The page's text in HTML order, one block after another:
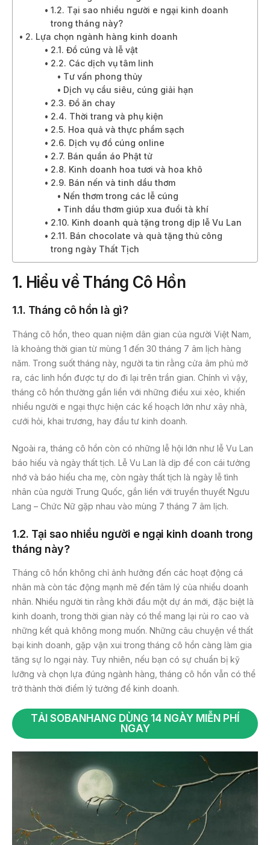
1.2. Tại sao nhiều người e ngại kinh doanh
trong tháng này?
2. Lựa chọn ngành hàng kinh doanh
2.1. Đồ cúng và lễ vật
2.2. Các dịch vụ tâm linh
Tư vấn phong thủy
Dịch vụ cầu siêu, cúng giải hạn
2.3. Đồ ăn chay
2.4. Thời trang và phụ kiện
2.5. Hoa quả và thực phẩm sạch
2.6. Dịch vụ đồ cúng online
2.7. Bán quần áo Phật tử
2.8. Kinh doanh hoa tươi và hoa khô
2.9. Bán nến và tinh dầu thơm
Nến thơm trong các lễ cúng
Tinh dầu thơm giúp xua đuổi tà khí
2.10. Kinh doanh quà tặng trong dịp lễ Vu Lan
2.11. Bán chocolate và quà tặng thủ công
trong ngày Thất Tịch
1. Hiểu về Tháng Cô Hồn
1.1. Tháng cô hồn là gì?
Tháng cô hồn, theo quan niệm dân gian của người Việt Nam,
là khoảng thời gian từ mùng 1 đến 30 tháng 7 âm lịch hàng
năm. Trong suốt tháng này, người ta tin rằng cửa âm phủ mở
ra, các linh hồn được tự do đi lại trên trần gian. Chính vì vậy,
tháng cô hồn thường gắn liền với những điều xui xẻo, khiến
nhiều người e ngại thực hiện các kế hoạch lớn như xây nhà,
cưới hỏi, khai trương, hay đầu tư kinh doanh.
Ngoài ra, tháng cô hồn còn có những lễ hội lớn như lễ Vu Lan
báo hiếu và ngày thất tịch. Lễ Vu Lan là dịp để con cái tưởng
nhớ và báo hiếu cha mẹ, còn ngày thất tịch là ngày lễ tình
nhân của người Trung Quốc, gắn liền với truyền thuyết Ngưu
Lang – Chức Nữ gặp nhau vào mùng 7 tháng 7 âm lịch.
1.2. Tại sao nhiều người e ngại kinh doanh trong
tháng này?
Tháng cô hồn không chỉ ảnh hưởng đến các hoạt động cá
nhân mà còn tác động mạnh mẽ đến tâm lý của nhiều doanh
nhân. Nhiều người tin rằng khởi đầu một dự án mới, đặc biệt là
kinh doanh, trong thời gian này có thể mang lại rủi ro cao và
những kết quả không mong muốn. Những câu chuyện về thất
bại kinh doanh, gặp vận xui trong tháng cô hồn càng làm gia
tăng sự lo ngại này. Tuy nhiên, nếu bạn có sự chuẩn bị kỹ
lưỡng và chọn lựa đúng ngành hàng, tháng cô hồn vẫn có thể
trở thành thời điểm lý tưởng để kinh doanh.
TẢI SOBANHANG DÙNG 14 NGÀY MIỄN PHÍ
NGAY